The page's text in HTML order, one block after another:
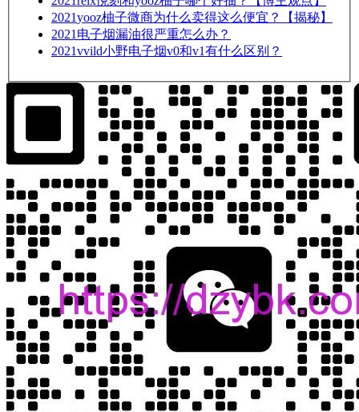
2021yooz柚子微商为什么卖得这么便宜？【揭秘】
2021 电子烟漏油很严重怎么办？
2021vvild小野电子烟v0和v1有什么区别？